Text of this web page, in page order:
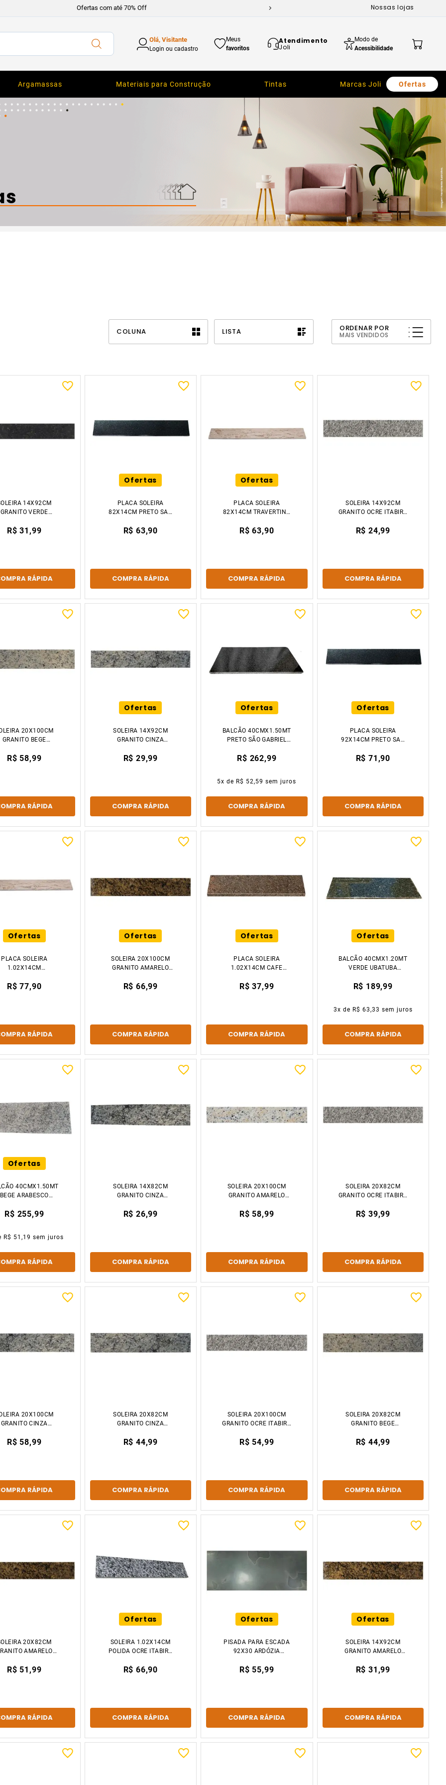
Ofertas com até 70% Off Nossas lojas
Olá, Visitante
Login ou cadastro
Meus
favoritos
Atendimento
Joli
Modo de
Acessibilidade
Argamassas Materiais para Construção Tintas Marcas Joli Ofertas
COLUNA LISTA ORDENAR POR
MAIS VENDIDOS
14X92CM
GRANITO VERDE
STONE
R$ 31,99
RÁPIDA
Ofertas
PLACA SOLEIRA
82X14CM PRETO SAO
R$ 63,90
COMPRA RÁPIDA
Ofertas
PLACA SOLEIRA
82X14CM TRAVERTINO
R$ 63,90
COMPRA RÁPIDA
SOLEIRA 14X92CM
GRANITO OCRE ITABIRA
R$ 24,99
COMPRA RÁPIDA
20X100CM
GRANITO BEGE
STONE
R$ 58,99
RÁPIDA
Ofertas
SOLEIRA 14X92CM
GRANITO CINZA
STONE
R$ 29,99
COMPRA RÁPIDA
Ofertas
BALCÃO 40CMX1.50MT
PRETO SÃO GABRIEL
R$ 262,99
5x de R$ 52,59 sem juros
COMPRA RÁPIDA
Ofertas
PLACA SOLEIRA
92X14CM PRETO SAO
R$ 71,90
COMPRA RÁPIDA
Ofertas
PLACA SOLEIRA
1.02X14CM
VENTURINI
R$ 77,90
RÁPIDA
Ofertas
SOLEIRA 20X100CM
GRANITO AMARELO
STONE
R$ 66,99
COMPRA RÁPIDA
Ofertas
PLACA SOLEIRA
1.02X14CM CAFE
R$ 37,99
COMPRA RÁPIDA
Ofertas
BALCÃO 40CMX1.20MT
VERDE UBATUBA
R$ 189,99
3x de R$ 63,33 sem juros
COMPRA RÁPIDA
Ofertas
40CMX1.50MT
BEGE ARABESCO
R$ 255,99
R$ 51,19 sem juros
RÁPIDA
SOLEIRA 14X82CM
GRANITO CINZA
STONE
R$ 26,99
COMPRA RÁPIDA
SOLEIRA 20X100CM
GRANITO AMARELO
R$ 58,99
COMPRA RÁPIDA
SOLEIRA 20X82CM
GRANITO OCRE ITABIRA
R$ 39,99
COMPRA RÁPIDA
20X100CM
GRANITO CINZA
STONE
R$ 58,99
RÁPIDA
SOLEIRA 20X82CM
GRANITO CINZA
STONE
R$ 44,99
COMPRA RÁPIDA
SOLEIRA 20X100CM
GRANITO OCRE ITABIRA
R$ 54,99
COMPRA RÁPIDA
SOLEIRA 20X82CM
GRANITO BEGE
STONE
R$ 44,99
COMPRA RÁPIDA
20X82CM
AMARELO
STONE
R$ 51,99
RÁPIDA
Ofertas
SOLEIRA 1.02X14CM
POLIDA OCRE ITABIRA
R$ 66,90
COMPRA RÁPIDA
Ofertas
PISADA PARA ESCADA
92X30 ARDÓZIA
R$ 55,99
COMPRA RÁPIDA
Ofertas
SOLEIRA 14X92CM
GRANITO AMARELO
STONE
R$ 31,99
COMPRA RÁPIDA